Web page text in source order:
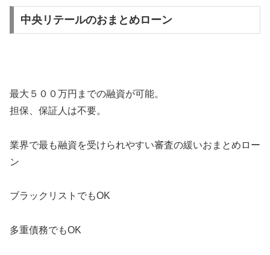
中央リテールのおまとめローン
最大５００万円までの融資が可能。
担保、保証人は不要。
業界で最も融資を受けられやすい審査の緩いおまとめロー
ン
ブラックリストでもOK
多重債務でもOK